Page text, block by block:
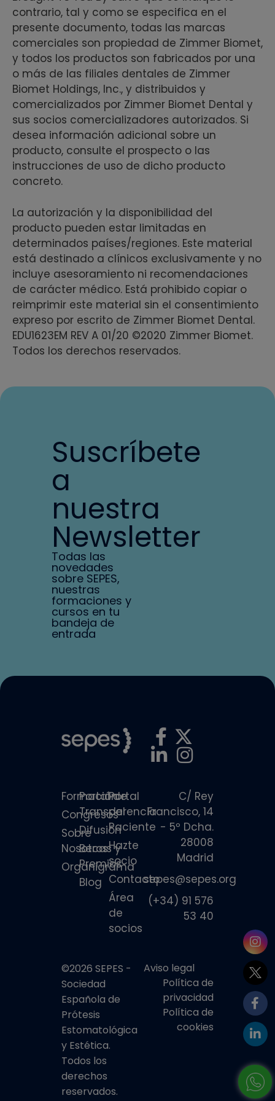
contrario, tal y como se especifica en el
presente documento, todas las marcas
comerciales son propiedad de Zimmer Biomet,
y todos los productos son fabricados por una
o más de las filiales dentales de Zimmer
Biomet Holdings, Inc., y distribuidos y
comercializados por Zimmer Biomet Dental y
sus socios comercializadores autorizados. Si
desea información adicional sobre un
producto, consulte el prospecto o las
instrucciones de uso de dicho producto
concreto.
La autorización y la disponibilidad del
producto pueden estar limitadas en
determinados países/regiones. Este material
está destinado a clínicos exclusivamente y no
incluye asesoramiento ni recomendaciones
de carácter médico. Está prohibido copiar o
reimprimir este material sin el consentimiento
expreso por escrito de Zimmer Biomet Dental.
EDU1623EM REV A 01/20 ©2020 Zimmer Biomet.
Todos los derechos reservados.
Suscríbete
a
nuestra
Newsletter
Todas las
novedades
sobre SEPES,
nuestras
formaciones y
cursos en tu
bandeja de
entrada
Formación
Congresos
Sobre
Nosotros
Organigrama
Portal de
Transparencia
Difusión
Becas y
Premios
Blog
Portal
del
Paciente
Hazte
socio
Contacto
Área
de
socios
C/ Rey
Francisco, 14
- 5º Dcha.
28008
Madrid
sepes@sepes.org
(+34) 91 576
53 40
©2026 SEPES -
Sociedad
Española de
Prótesis
Estomatológica
y Estética.
Todos los
derechos
reservados.
Aviso legal
Política de
privacidad
Política de
cookies